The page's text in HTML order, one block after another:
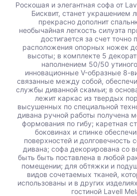
Роскошая и элегантная софа от
Бисквит, станет украшением
прекрасно дополнит
необычайная легкость силуэта
достигается за счет точно
расположения опорных ножек
высоты; в комплекте 5
наполнением 50/50
инновационные V-образные 8-
связанные между собой,
службы диванной скамьи; в
лежит каркас из твердых
высушенных по специальной
дивана ручной работы получена
формования по гибу; каретная
боковинах и спинке
поверхностей и долговечность
дивана; софа декорирована со
быть быть поставлена в любой
помещении; для обтяжки и
видов сочетаемых тканей,
использованы и в других
гостиной Lavell